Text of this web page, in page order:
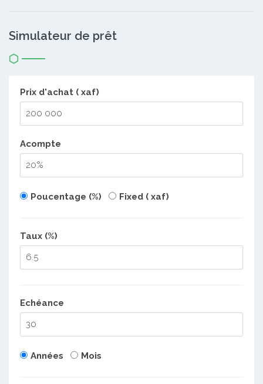
Simulateur de prêt
Prix d'achat ( xaf)
Acompte
Poucentage (%) Fixed ( xaf)
Taux (%)
Echéance
Années Mois